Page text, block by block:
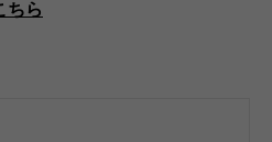
ちら